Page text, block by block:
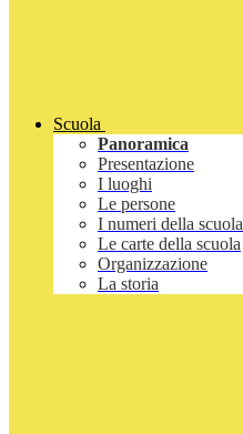
Scuola
Panoramica
Presentazione
I luoghi
Le persone
I numeri della scuola
Le carte della scuola
Organizzazione
La storia